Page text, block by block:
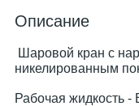
Описание
Шаровой кран с
никелированным
Рабочая жидкость